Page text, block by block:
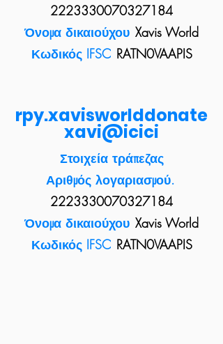
2223330070327184
Όνομα δικαιούχου Xavis World
Κωδικός IFSC RATN0VAAPIS
rpy.xavisworlddonate
xavi@icici
Στοιχεία τράπεζας
Αριθμός λογαριασμού.
2223330070327184
Όνομα δικαιούχου Xavis World
Κωδικός IFSC RATN0VAAPIS